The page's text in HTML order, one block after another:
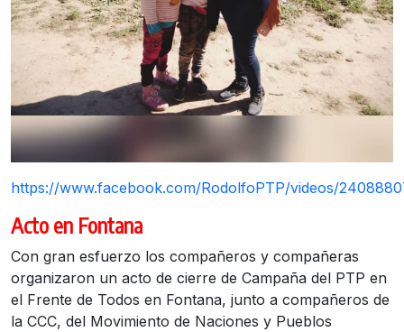
https://www.facebook.com/RodolfoPTP/videos/
Acto en Fontana
Con gran esfuerzo los compañeros y compañeras
organizaron un acto de cierre de Campaña del PTP en
el Frente de Todos en Fontana, junto a compañeros de
la CCC, del Movimiento de Naciones y Pueblos